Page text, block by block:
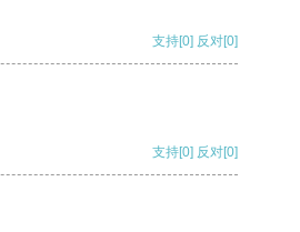
支持[0] 反对[0]
支持[0] 反对[0]